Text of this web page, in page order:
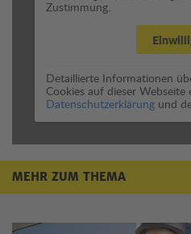
Zustimmung.
Detaillierte Informationen
Cookies auf dieser
Datenschutzerklärung und
MEHR ZUM THEMA